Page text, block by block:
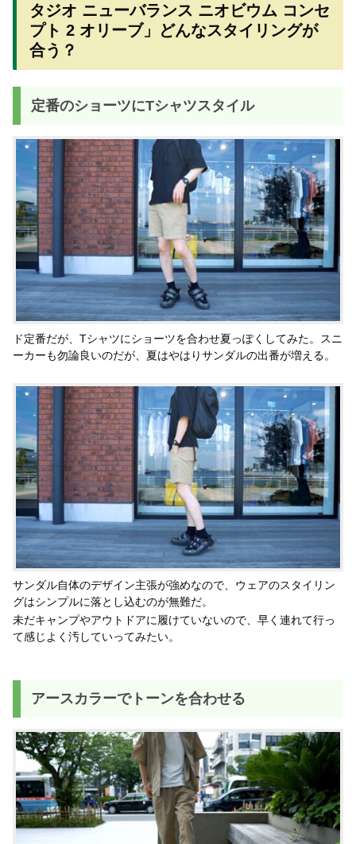
タジオ ニューバランス ニオビウム コンセ
プト 2 オリーブ」どんなスタイリングが
合う？
定番のショーツにTシャツスタイル
ド定番だが、Tシャツにショーツを合わせ夏っぽくしてみた。スニ
ーカーも勿論良いのだが、夏はやはりサンダルの出番が増える。
サンダル自体のデザイン主張が強めなので、ウェアのスタイリン
グはシンプルに落とし込むのが無難だ。
未だキャンプやアウトドアに履けていないので、早く連れて行っ
て感じよく汚していってみたい。
アースカラーでトーンを合わせる